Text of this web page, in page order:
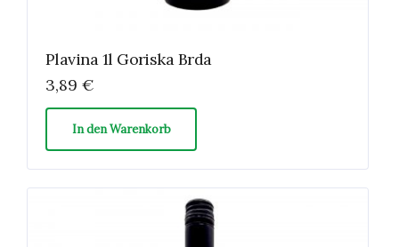
Plavina 1l Goriska Brda
3,89 €
In den Warenkorb